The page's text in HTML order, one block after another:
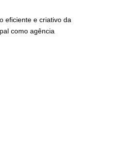
eficiente e criativo da
como agência